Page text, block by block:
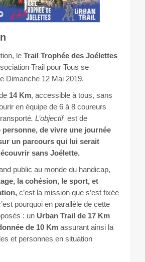
le Trail Trophée des Joélettes
Trail pour Tous se
Dimanche 12 Mai 2019.
14 Km, accessible à tous, sans
en équipe de 6 à 8 coureurs
. L’objectif est de
personne, de vivre une journée
un parcours qui lui serait
sans Joélette.
public au monde du handicap,
la cohésion, le sport, et
c’est la mission que s’est fixée
pourquoi en parallèle de cette
: un Urban Trail de 17 Km
de 10 Km assurant ainsi la
et personnes en situation